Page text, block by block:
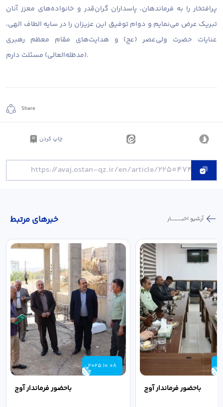
پرافتخار را به فرماندهان، پاسداران گران‌قدر و خانواده‌های معزز آنان
تبریک عرض می‌نمایم و دوام توفیق این عزیزان را در سایه الطاف الهی،
عنایات حضرت ولی‌عصر (عج) و هدایت‌های مقام معظم رهبری
(مدظله‌العالی) مسئلت دارم.
Share
چاپ کردن
خبر‌های مرتبط آرشیو اخبـــــــــــار
2025 10 08
باحضور فرماندار آوج باحضور فرماندار آوج